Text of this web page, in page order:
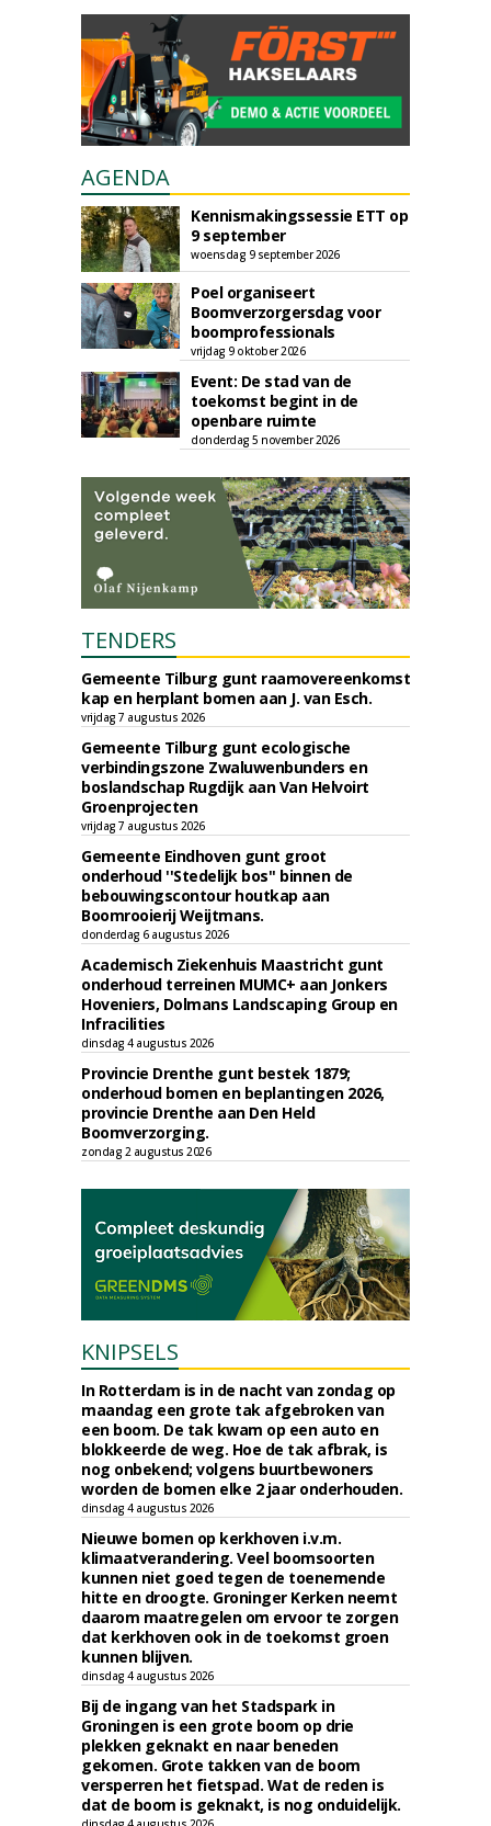
AGENDA
Kennismakingssessie ETT op
9 september
woensdag 9 september 2026
Poel organiseert
Boomverzorgersdag voor
boomprofessionals
vrijdag 9 oktober 2026
Event: De stad van de
toekomst begint in de
openbare ruimte
donderdag 5 november 2026
TENDERS
Gemeente Tilburg gunt raamovereenkomst
kap en herplant bomen aan J. van Esch.
vrijdag 7 augustus 2026
Gemeente Tilburg gunt ecologische
verbindingszone Zwaluwenbunders en
boslandschap Rugdijk aan Van Helvoirt
Groenprojecten
vrijdag 7 augustus 2026
Gemeente Eindhoven gunt groot
onderhoud ''Stedelijk bos'' binnen de
bebouwingscontour houtkap aan
Boomrooierij Weijtmans.
donderdag 6 augustus 2026
Academisch Ziekenhuis Maastricht gunt
onderhoud terreinen MUMC+ aan Jonkers
Hoveniers, Dolmans Landscaping Group en
Infracilities
dinsdag 4 augustus 2026
Provincie Drenthe gunt bestek 1879;
onderhoud bomen en beplantingen 2026,
provincie Drenthe aan Den Held
Boomverzorging.
zondag 2 augustus 2026
KNIPSELS
In Rotterdam is in de nacht van zondag op
maandag een grote tak afgebroken van
een boom. De tak kwam op een auto en
blokkeerde de weg. Hoe de tak afbrak, is
nog onbekend; volgens buurtbewoners
worden de bomen elke 2 jaar onderhouden.
dinsdag 4 augustus 2026
Nieuwe bomen op kerkhoven i.v.m.
klimaatverandering. Veel boomsoorten
kunnen niet goed tegen de toenemende
hitte en droogte. Groninger Kerken neemt
daarom maatregelen om ervoor te zorgen
dat kerkhoven ook in de toekomst groen
kunnen blijven.
dinsdag 4 augustus 2026
Bij de ingang van het Stadspark in
Groningen is een grote boom op drie
plekken geknakt en naar beneden
gekomen. Grote takken van de boom
versperren het fietspad. Wat de reden is
dat de boom is geknakt, is nog onduidelijk.